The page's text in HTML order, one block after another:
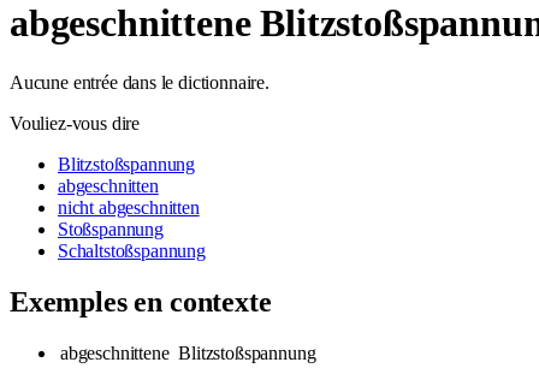
abgeschnittene
Aucune entrée dans le dictionnaire.
Vouliez-vous dire
Blitzstoßspannung
abgeschnitten
nicht abgeschnitten
Stoßspannung
Schaltstoßspannung
Exemples en contexte
abgeschnittene Blitzstoßspannung